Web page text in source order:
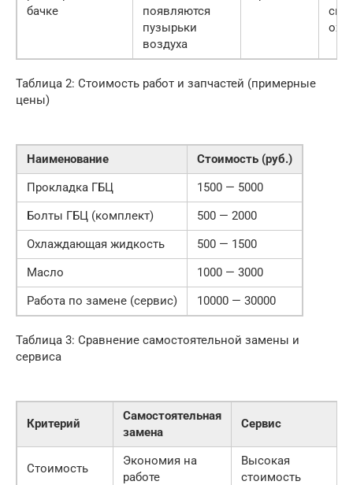
бачке
появляются
пузырьки
воздуха
Таблица 2: Стоимость работ и запчастей (примерные
цены)
Наименование
Стоимость (руб.)
Прокладка ГБЦ
1500 — 5000
Болты ГБЦ (комплект)
500 — 2000
Охлаждающая жидкость
500 — 1500
Масло
1000 — 3000
Работа по замене (сервис)
10000 — 30000
Таблица 3: Сравнение самостоятельной замены и
сервиса
Критерий
Самостоятельная
замена
Сервис
Стоимость
Экономия на
работе
Высокая
стоимость